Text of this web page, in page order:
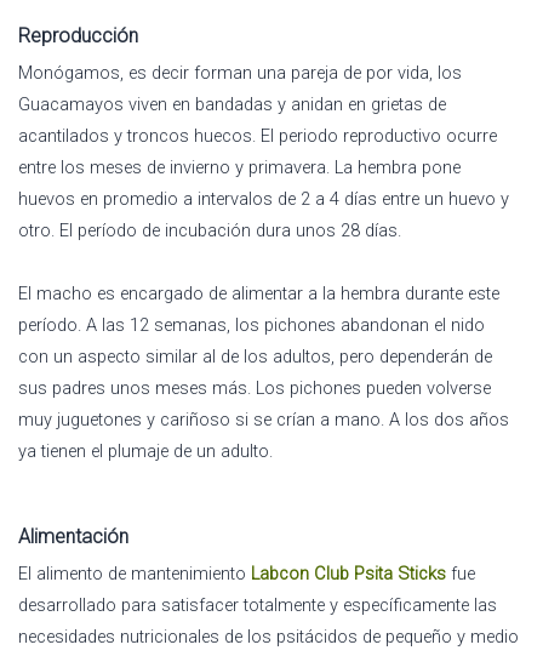
Reproducción
Monógamos, es decir forman una pareja de por vida, los
Guacamayos viven en bandadas y anidan en grietas de
acantilados y troncos huecos. El periodo reproductivo ocurre
entre los meses de invierno y primavera. La hembra pone
huevos en promedio a intervalos de 2 a 4 días entre un huevo y
otro. El período de incubación dura unos 28 días.
El macho es encargado de alimentar a la hembra durante este
período. A las 12 semanas, los pichones abandonan el nido
con un aspecto similar al de los adultos, pero dependerán de
sus padres unos meses más. Los pichones pueden volverse
muy juguetones y cariñoso si se crían a mano. A los dos años
ya tienen el plumaje de un adulto.
Alimentación
El alimento de mantenimiento Labcon Club Psita Sticks fue
desarrollado para satisfacer totalmente y específicamente las
necesidades nutricionales de los psitácidos de pequeño y medio